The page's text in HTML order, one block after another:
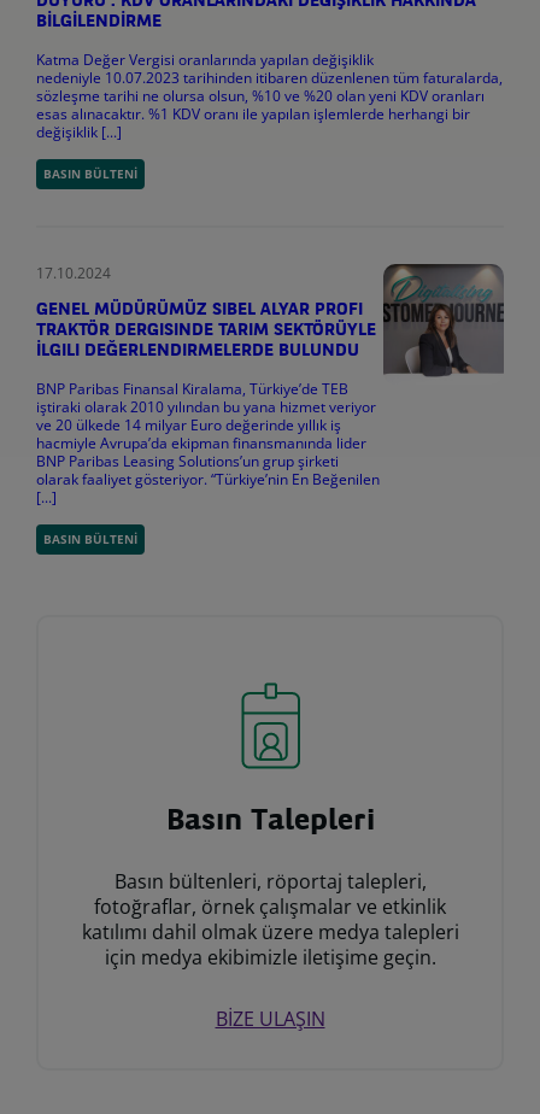
BİLGİLENDİRME
Katma Değer Vergisi oranlarında yapılan değişiklik
nedeniyle 10.07.2023 tarihinden itibaren düzenlenen tüm faturalarda,
sözleşme tarihi ne olursa olsun, %10 ve %20 olan yeni KDV oranları
esas alınacaktır. %1 KDV oranı ile yapılan işlemlerde herhangi bir
değişiklik [...]
BASIN BÜLTENI
17.10.2024
GENEL MÜDÜRÜMÜZ SIBEL ALYAR PROFI
TRAKTÖR DERGISINDE TARIM SEKTÖRÜYLE
İLGILI DEĞERLENDIRMELERDE BULUNDU
BNP Paribas Finansal Kiralama, Türkiye’de TEB
iştiraki olarak 2010 yılından bu yana hizmet veriyor
ve 20 ülkede 14 milyar Euro değerinde yıllık iş
hacmiyle Avrupa’da ekipman finansmanında lider
BNP Paribas Leasing Solutions’un grup şirketi
olarak faaliyet gösteriyor. “Türkiye’nin En Beğenilen
[...]
BASIN BÜLTENI
Basın Talepleri
Basın bültenleri, röportaj talepleri,
fotoğraflar, örnek çalışmalar ve etkinlik
katılımı dahil olmak üzere medya talepleri
için medya ekibimizle iletişime geçin.
BİZE ULAŞIN